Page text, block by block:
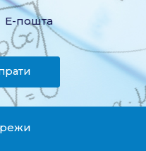
Е-пошта